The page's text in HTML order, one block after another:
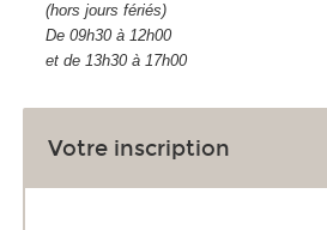
(hors jours fériés)
De 09h30 à 12h00
et de 13h30 à 17h00
Votre inscription